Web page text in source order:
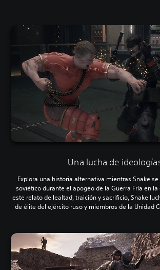
Una lucha de
Explora una historia alternativa mientras Snake
soviético durante el apogeo de la Guerra Fría en la
este relato de lealtad, traición y sacrificio, Snake
de élite del ejército ruso y miembros de la Unidad